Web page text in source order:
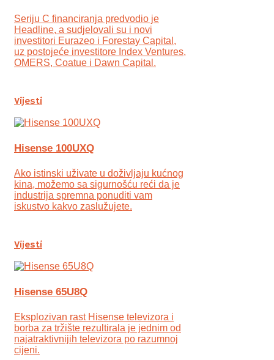
Seriju C financiranja predvodio je
Headline, a sudjelovali su i novi
investitori Eurazeo i Forestay Capital,
uz postojeće investitore Index Ventures,
OMERS, Coatue i Dawn Capital.
Vijesti
Hisense 100UXQ
Ako istinski uživate u doživljaju kućnog
kina, možemo sa sigurnošću reći da je
industrija spremna ponuditi vam
iskustvo kakvo zaslužujete.
Vijesti
Hisense 65U8Q
Eksplozivan rast Hisense televizora i
borba za tržište rezultirala je jednim od
najatraktivnijih televizora po razumnoj
cijeni.